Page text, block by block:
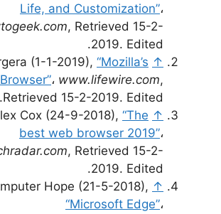
Life, and Customization”،
, Retrieved 15-2-
2019. Edited.
↑
(1-1-2019), “Mozilla’s
، www.lifewire.com,
Retrieved 15-2-2019. Edited.
↑
Cox (24-9-2018), “The
best web browser 2019”،
, Retrieved 15-2-
2019. Edited.
↑
Hope (21-5-2018),
“Microsoft Edge”،